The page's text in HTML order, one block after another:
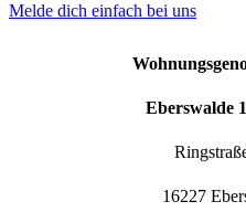
Melde dich einfach bei uns
Eberswalde
16227